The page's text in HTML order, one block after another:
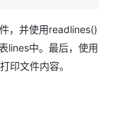
，并使用readlines()
lines中。最后，使用
印文件内容。